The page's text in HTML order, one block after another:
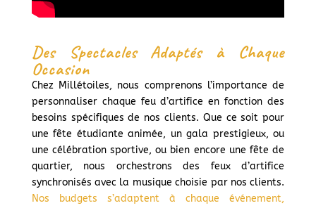
Des Spectacles Adaptés à Chaque
Occasion
Chez Millétoiles, nous comprenons l’importance de
personnaliser chaque feu d’artifice en fonction des
besoins spécifiques de nos clients. Que ce soit pour
une fête étudiante animée, un gala prestigieux, ou
une célébration sportive, ou bien encore une fête de
quartier, nous orchestrons des feux d’artifice
synchronisés avec la musique choisie par nos clients.
Nos budgets s’adaptent à chaque événement,